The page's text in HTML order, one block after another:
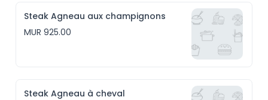
Steak Agneau aux champignons
MUR 925.00
Steak Agneau à cheval